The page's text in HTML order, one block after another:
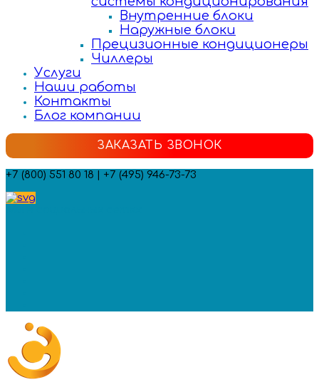
Внутренние блоки
Наружные блоки
Прецизионные кондиционеры
Чиллеры
Услуги
Наши работы
Контакты
Блог компании
ЗАКАЗАТЬ ЗВОНОК
+7 (800) 551 80 18 | +7 (495) 946-73-73